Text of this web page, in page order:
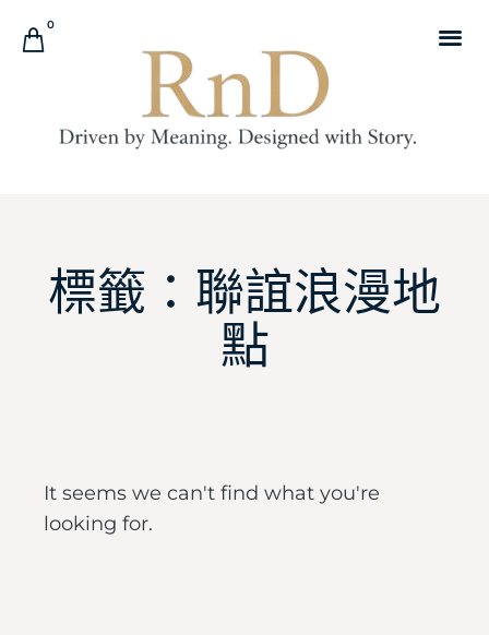
0
標籤：聯誼浪漫地
點
It seems we can't find what you're
looking for.